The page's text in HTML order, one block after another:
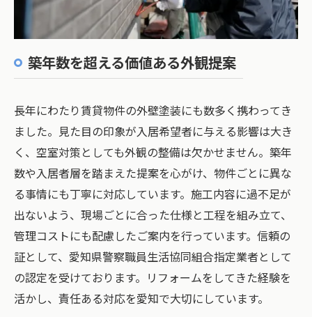
築年数を超える価値ある外観提案
長年にわたり賃貸物件の外壁塗装にも数多く携わってき
ました。見た目の印象が入居希望者に与える影響は大き
く、空室対策としても外観の整備は欠かせません。築年
数や入居者層を踏まえた提案を心がけ、物件ごとに異な
る事情にも丁寧に対応しています。施工内容に過不足が
出ないよう、現場ごとに合った仕様と工程を組み立て、
管理コストにも配慮したご案内を行っています。信頼の
証として、愛知県警察職員生活協同組合指定業者として
の認定を受けております。リフォームをしてきた経験を
活かし、責任ある対応を愛知で大切にしています。